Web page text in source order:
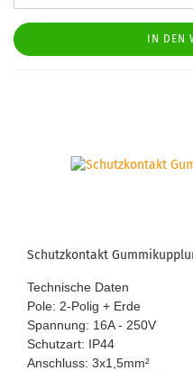
IN DEN
Schutz­kon­takt
Tech­ni­sche Daten
Pole: 2-​Polig + Erde
Span­nung: 16A - 250V
Schutz­art: IP44
An­schluss: 3x1,5mm²